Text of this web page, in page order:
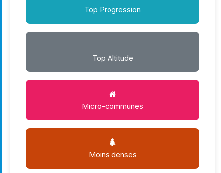
Top Progression
Top Altitude
Micro-communes
Moins denses